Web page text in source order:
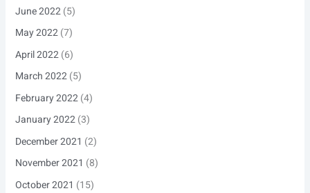
June 2022(5)
May 2022(7)
April 2022(6)
March 2022(5)
February 2022(4)
January 2022(3)
December 2021 (2)
November 2021 (8)
October 2021 (15)